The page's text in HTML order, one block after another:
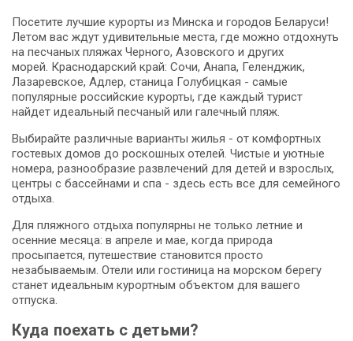
Посетите лучшие курорты из Минска и городов Беларуси!
Летом вас ждут удивительные места, где можно отдохнуть
на песчаных пляжах Черного, Азовского и других
морей. Краснодарский край: Сочи, Анапа, Геленджик,
Лазаревское, Адлер, станица Голубицкая - самые
популярные российские курорты, где каждый турист
найдет идеальный песчаный или галечный пляж.
Выбирайте различные варианты жилья - от комфортных
гостевых домов до роскошных отелей. Чистые и уютные
номера, разнообразие развлечений для детей и взрослых,
центры с бассейнами и спа - здесь есть все для семейного
отдыха.
Для пляжного отдыха популярны не только летние и
осенние месяца: в апреле и мае, когда природа
просыпается, путешествие становится просто
незабываемым. Отели или гостиница на морском берегу
станет идеальным курортным объектом для вашего
отпуска.
Куда поехать с детьми?